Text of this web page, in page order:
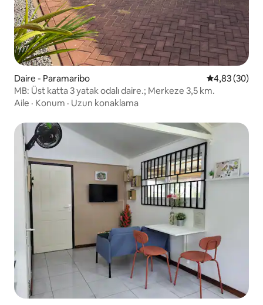
Daire - Paramaribo 5 üzerinden
4,83 (30)
MB: Üst katta 3 yatak odalı daire.; Merkeze 3,5 km.
Aile · Konum · Uzun konaklama